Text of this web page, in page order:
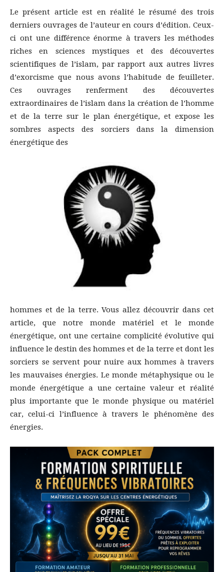
Le présent article est en réalité le résumé des trois
derniers ouvrages de l’auteur en cours d’édition. Ceux-
ci ont une différence énorme à travers les méthodes
riches en sciences mystiques et des découvertes
scientifiques de l’islam, par rapport aux autres livres
d’exorcisme que nous avons l’habitude de feuilleter.
Ces ouvrages renferment des découvertes
extraordinaires de l’islam dans la création de l’homme
et de la terre sur le plan énergétique, et expose les
sombres aspects des sorciers dans la dimension
énergétique des
hommes et de la terre. Vous allez découvrir dans cet
article, que notre monde matériel et le monde
énergétique, ont une certaine complicité évolutive qui
influence le destin des hommes et de la terre et dont les
sorciers se servent pour nuire aux hommes à travers
les mauvaises énergies. Le monde métaphysique ou le
monde énergétique a une certaine valeur et réalité
plus importante que le monde physique ou matériel
car, celui-ci l’influence à travers le phénomène des
énergies.